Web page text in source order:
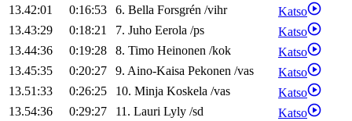
13.42:01
0:16:53 6. Bella Forsgrén /vihr
Katso
13.43:29
0:18:21 7. Juho Eerola /ps
Katso
13.44:36
0:19:28 8. Timo Heinonen /kok
Katso
13.45:35
0:20:27 9. Aino-Kaisa Pekonen /vas
Katso
13.51:33
0:26:25 10. Minja Koskela /vas
Katso
13.54:36
0:29:27 11. Lauri Lyly /sd
Katso